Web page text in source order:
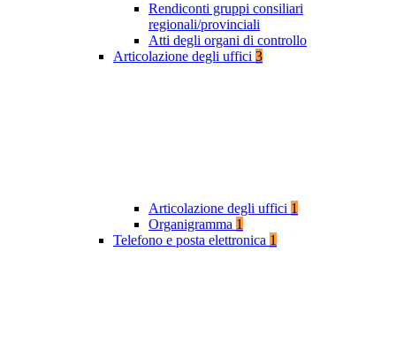
Rendiconti gruppi consiliari
regionali/provinciali
Atti degli organi di controllo
Articolazione degli uffici 3
Articolazione degli uffici 1
Organigramma 1
Telefono e posta elettronica 1